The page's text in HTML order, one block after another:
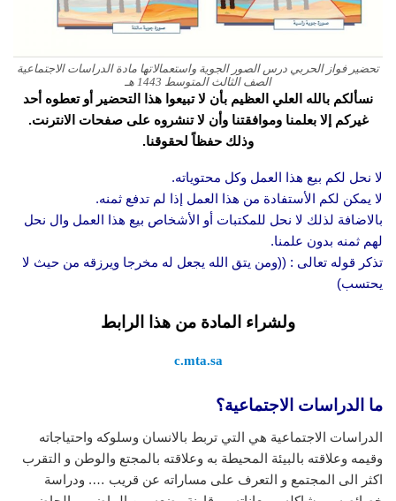
تحضير فواز الحربي درس الصور الجوية واستعمالاتها مادة الدراسات الاجتماعية
الصف الثالث المتوسط 1443 هـ
نسألكم بالله العلي العظيم بأن لا تبيعوا هذا التحضير أو تعطوه أحد
غيركم إلا بعلمنا وموافقتنا وأن لا تنشروه على صفحات الانترنت.
وذلك حفظاً لحقوقنا.
لا نحل لكم بيع هذا العمل وكل محتوياته.
لا يمكن لكم الأستفادة من هذا العمل إذا لم تدفع ثمنه.
بالاضافة لذلك لا نحل للمكتبات أو الأشخاص بيع هذا العمل وال نحل
لهم ثمنه بدون علمنا.
تذكر قوله تعالى : ((ومن يتق الله يجعل له مخرجا ويرزقه من حيث لا
يحتسب)
ولشراء المادة من هذا الرابط
c.mta.sa
ما الدراسات الاجتماعية؟
الدراسات الاجتماعية هي التي تربط بالانسان وسلوكه واحتياجاته
وقيمه وعلاقته بالبيئة المحيطة به وعلاقته بالمجتع والوطن و التقرب
اكثر الى المجتمع و التعرف على مساراته عن قريب …. ودراسة